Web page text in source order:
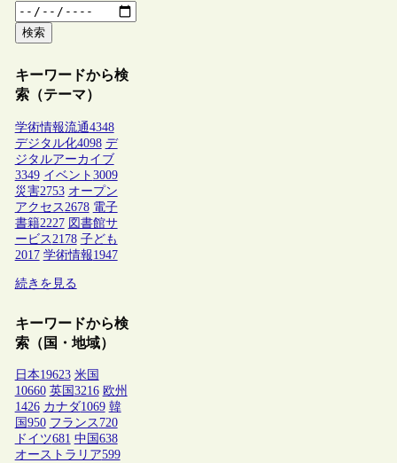
検索
キーワードから検
索（テーマ）
学術情報流通4348
デジタル化4098 デ
ジタルアーカイブ
3349 イベント 3009
災害2753 オープン
アクセス 2678 電子
書籍2227 図書館サ
ービス 2178 子ども
2017 学術情報1947
続きを見る
キーワードから検
索（国・地域）
日本19623 米国
10660 英国 3216 欧州
1426 カナダ1069 韓
国 950 フランス 720
ドイツ681 中国 638
オーストラリア599